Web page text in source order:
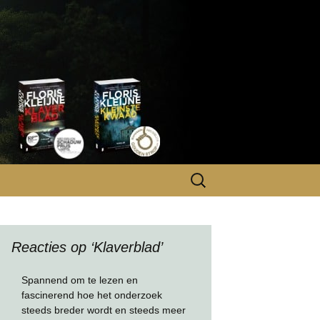
Zoeken
naar:
Reacties op ‘Klaverblad’
Spannend om te lezen en
fascinerend hoe het onderzoek
steeds breder wordt en steeds meer